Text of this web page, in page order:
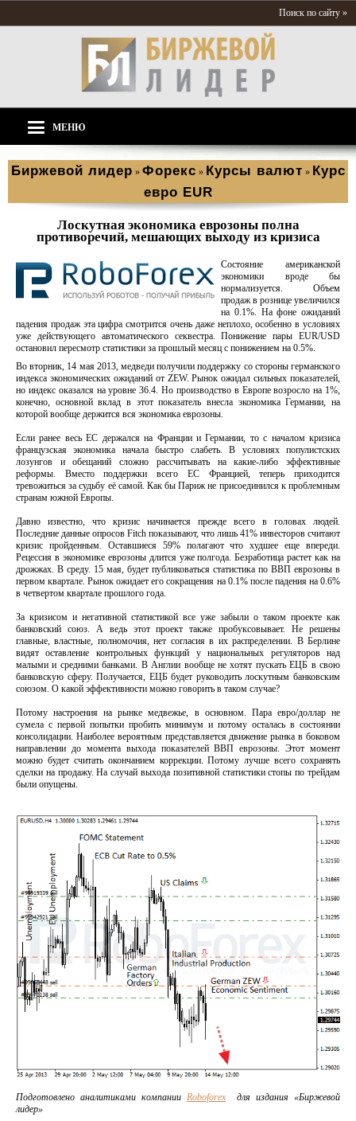
Поиск по сайту »
МЕНЮ
Биржевой лидер » Форекс » Курсы валют » Курс
евро EUR
Лоскутная экономика еврозоны полна
противоречий, мешающих выходу из кризиса
Состояние американской
экономики вроде бы
нормализуется. Объем
продаж в рознице увеличился
на 0.1%. На фоне ожиданий
падения продаж эта цифра смотрится очень даже неплохо, особенно в условиях
уже действующего автоматического секвестра. Понижение пары EUR/USD
остановил пересмотр статистики за прошлый месяц с понижением на 0.5%.
Во вторник, 14 мая 2013, медведи получили поддержку со стороны германского
индекса экономических ожиданий от ZEW. Рынок ожидал сильных показателей,
но индекс оказался на уровне 36.4. Но производство в Европе возросло на 1%,
конечно, основной вклад в этот показатель внесла экономика Германии, на
которой вообще держится вся экономика еврозоны.
Если ранее весь ЕС держался на Франции и Германии, то с началом кризиса
французская экономика начала быстро слабеть. В условиях популистских
лозунгов и обещаний сложно рассчитывать на какие-либо эффективные
реформы. Вместо поддержки всего ЕС Францией, теперь приходится
тревожиться за судьбу её самой. Как бы Париж не присоединился к проблемным
странам южной Европы.
Давно известно, что кризис начинается прежде всего в головах людей.
Последние данные опросов Fitch показывают, что лишь 41% инвесторов считают
кризис пройденным. Оставшиеся 59% полагают что худшее еще впереди.
Рецессия в экономике еврозоны длится уже полгода. Безработица растет как на
дрожжах. В среду. 15 мая, будет публиковаться статистика по ВВП еврозоны в
первом квартале. Рынок ожидает его сокращения на 0.1% после падения на 0.6%
в четвертом квартале прошлого года.
За кризисом и негативной статистикой все уже забыли о таком проекте как
банковский союз. А ведь этот проект также пробуксовывает. Не решены
главные, властные, полномочия, нет согласия в их распределении. В Берлине
видят оставление контрольных функций у национальных регуляторов над
малыми и средними банками. В Англии вообще не хотят пускать ЕЦБ в свою
банковскую сферу. Получается, ЕЦБ будет руководить лоскутным банковским
союзом. О какой эффективности можно говорить в таком случае?
Потому настроения на рынке медвежье, в основном. Пара евро/доллар не
сумела с первой попытки пробить минимум и потому осталась в состоянии
консолидации. Наиболее вероятным представляется движение рынка в боковом
направлении до момента выхода показателей ВВП еврозоны. Этот момент
можно будет считать окончанием коррекции. Потому лучше всего сохранять
сделки на продажу. На случай выхода позитивной статистики стопы по трейдам
были опущены.
Подготовлено аналитиками компании Roboforex для издания «Биржевой
лидер»